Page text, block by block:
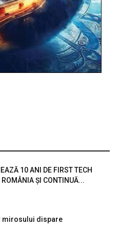
10 ANI DE FIRST TECH
ROMÂNIA ȘI CONTINUĂ...
mirosului dispare